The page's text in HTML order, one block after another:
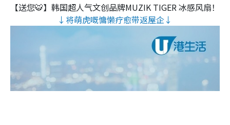
【送您🐯】韩国超人气文创品牌MUZIK TIGER 冰感风扇！
↓将萌虎嘅慵懒疗愈带返屋企↓